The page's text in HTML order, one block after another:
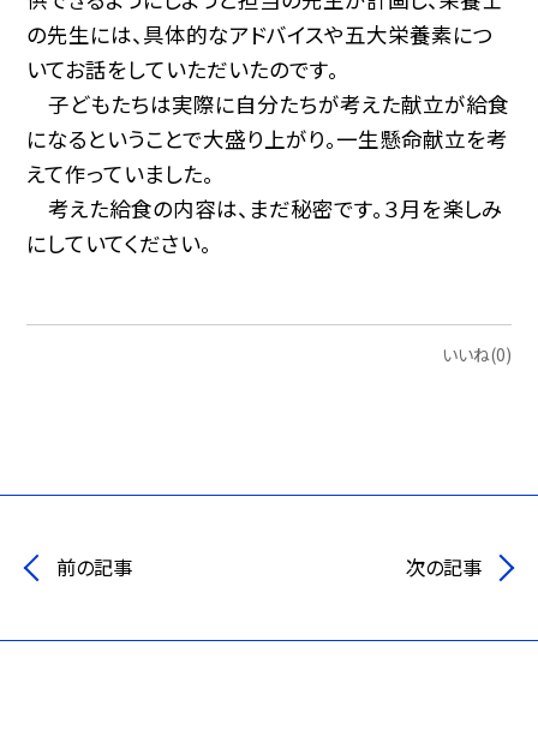
の先生には、具体的なアドバイスや五大栄養素につ
いてお話をしていただいたのです。
子どもたちは実際に自分たちが考えた献立が給食
になるということで大盛り上がり。一生懸命献立を考
えて作っていました。
考えた給食の内容は、まだ秘密です。３月を楽しみ
にしていてください。
いいね(0)
前の記事 次の記事